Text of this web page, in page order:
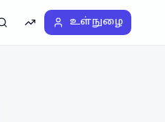
தேடல்டிரெண்டிங்உள்நுழை